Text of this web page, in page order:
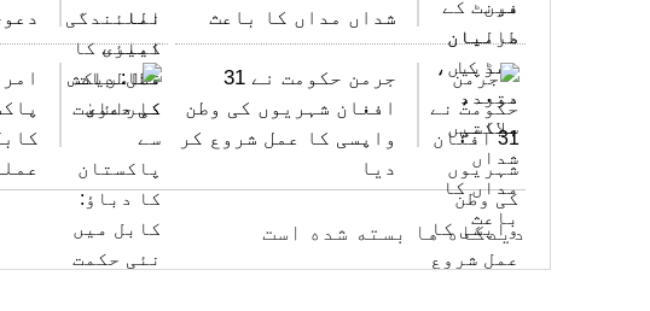
شداں مداں کا باعث
جرمن حکومت نے 31
افغان شہریوں کی وطن
واپسی کا عمل شروع کر
دیا
دیدگاه ها بسته شده است